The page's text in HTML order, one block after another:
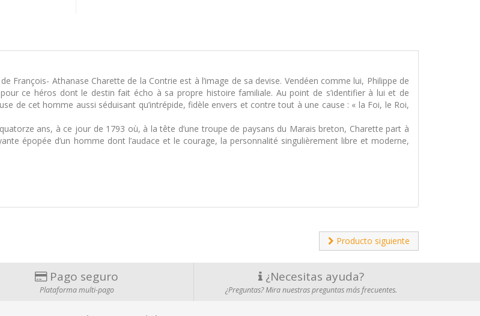
François- Athanase Charette de la Contrie est à l’image de sa devise. Vendéen comme lui, Philippe de
ce héros dont le destin fait écho à sa propre histoire familiale. Au point de s’identifier à lui et de
de cet homme aussi séduisant qu’intrépide, fidèle envers et contre tout à une cause : « la Foi, le Roi,
ans, à ce jour de 1793 où, à la tête d’une troupe de paysans du Marais breton, Charette part à
épopée d’un homme dont l’audace et le courage, la personnalité singulièrement libre et moderne,
Producto siguiente
Pago seguro
Plataforma multi-pago
¿Necesitas ayuda?
¿Preguntas? Mira nuestras preguntas más frecuentes.